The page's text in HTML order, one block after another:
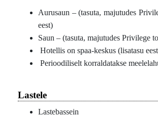
Aurusaun – (tasuta, majutudes
eest)
Saun – (tasuta, majutudes Privilege
Hotellis on spaa-keskus (lisatasu
Perioodiliselt korraldatakse
Lastele
Lastebassein